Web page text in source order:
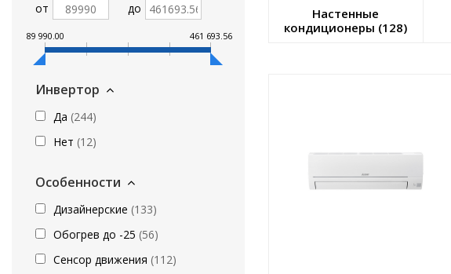
от до
89 990.00 368 767.67461 693.56
Инвертор
Да (244)
Нет (12)
Особенности
Дизайнерские (133)
Обогрев до -25 (56)
Сенсор движения (112)
Настенные
кондиционеры (128)